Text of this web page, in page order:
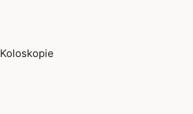
Koloskopie